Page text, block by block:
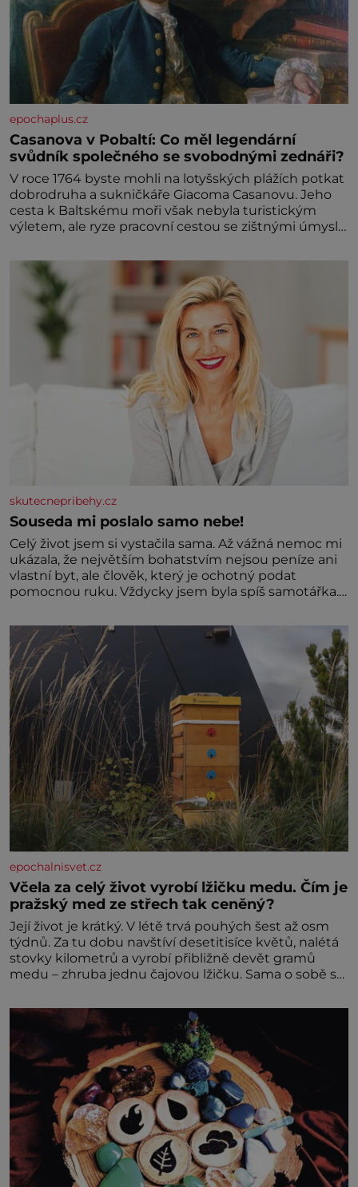
epochaplus.cz
Casanova v Pobaltí: Co měl legendární
svůdník společného se svobodnými zednáři?
V roce 1764 byste mohli na lotyšských plážích potkat
dobrodruha a sukničkáře Giacoma Casanovu. Jeho
cesta k Baltskému moři však nebyla turistickým
výletem, ale ryze pracovní cestou se zištnými úmysly.
procházel uličkami lotyšské Rigy? Casanova v Pobaltí
kontaktoval tamní zednářské lóže. Nebyl v této
oblasti žádným nováčkem, protože do zednářské
skutecnepribehy.cz
Souseda mi poslalo samo nebe!
Celý život jsem si vystačila sama. Až vážná nemoc mi
ukázala, že největším bohatstvím nejsou peníze ani
vlastní byt, ale člověk, který je ochotný podat
pomocnou ruku. Vždycky jsem byla spíš samotářka.
ani partnera. Stačily mi knihy, práce a hlavně klid.
Hned po studiích jsem odešla z rodného města,
epochalnisvet.cz
Včela za celý život vyrobí lžičku medu. Čím je
pražský med ze střech tak ceněný?
Její život je krátký. V létě trvá pouhých šest až osm
týdnů. Za tu dobu navštíví desetitisíce květů, nalétá
stovky kilometrů a vyrobí přibližně devět gramů
medu – zhruba jednu čajovou lžičku. Sama o sobě se
dalšími desítkami tisíc příslušnic svého včelstva,
vznikne jeden z nejdokonalejších organismů